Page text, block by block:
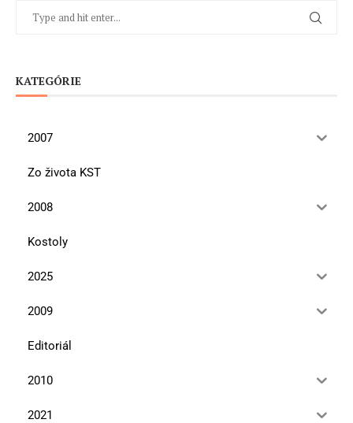
KATEGÓRIE
2007
Zo života KST
2008
Kostoly
2025
2009
Editoriál
2010
2021